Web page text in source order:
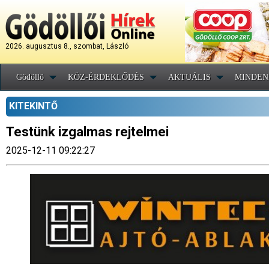
2026. augusztus 8., szombat, László
Gödöllő KÖZ-ÉRDEKLŐDÉS AKTUÁLIS
KITEKINTŐ
Testünk izgalmas rejtelmei
2025-12-11 09:22:27